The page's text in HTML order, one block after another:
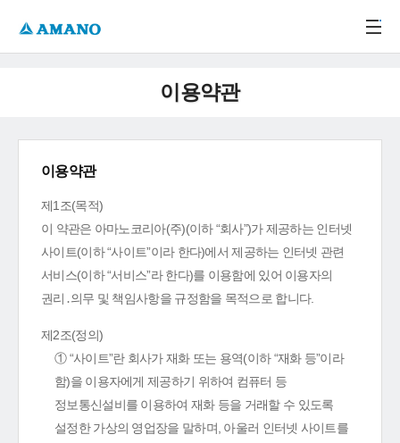
이용약관
이용약관
제1조(목적)
이 약관은 아마노코리아(주)(이하 “회사”)가 제공하는 인터넷
사이트(이하 “사이트”이라 한다)에서 제공하는 인터넷 관련
서비스(이하 “서비스”라 한다)를 이용함에 있어 이용자의
권리․의무 및 책임사항을 규정함을 목적으로 합니다.
제2조(정의)
① “사이트”란 회사가 재화 또는 용역(이하 “재화 등”이라
함)을 이용자에게 제공하기 위하여 컴퓨터 등
정보통신설비를 이용하여 재화 등을 거래할 수 있도록
설정한 가상의 영업장을 말하며, 아울러 인터넷 사이트를